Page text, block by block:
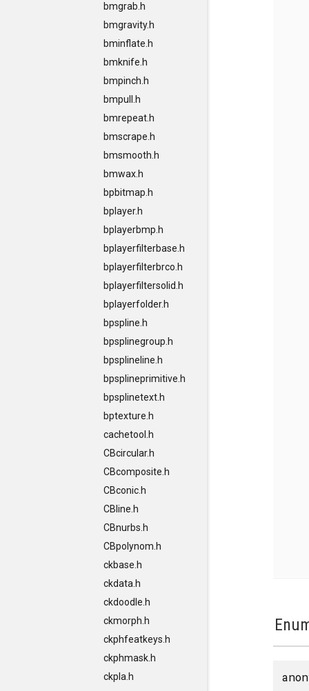
bmgrab.h
bmgravity.h
bminflate.h
bmknife.h
bmpinch.h
bmpull.h
bmrepeat.h
bmscrape.h
bmsmooth.h
bmwax.h
bpbitmap.h
bplayer.h
bplayerbmp.h
bplayerfilterbase.h
bplayerfilterbrco.h
bplayerfiltersolid.h
bplayerfolder.h
bpspline.h
bpsplinegroup.h
bpsplineline.h
bpsplineprimitive.h
bpsplinetext.h
bptexture.h
cachetool.h
CBcircular.h
CBcomposite.h
CBconic.h
CBline.h
CBnurbs.h
CBpolynom.h
ckbase.h
ckdata.h
ckdoodle.h
ckmorph.h
ckphfeatkeys.h
ckphmask.h
ckpla.h